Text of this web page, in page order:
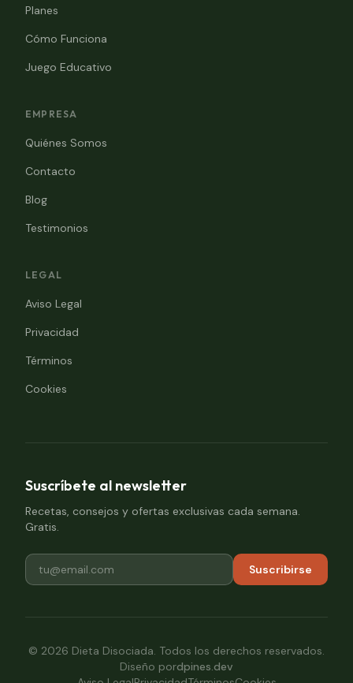
Planes
Cómo Funciona
Juego Educativo
EMPRESA
Quiénes Somos
Contacto
Blog
Testimonios
LEGAL
Aviso Legal
Privacidad
Términos
Cookies
Suscríbete al newsletter
Recetas, consejos y ofertas exclusivas cada semana.
Gratis.
Suscribirse
© 2026 Dieta Disociada. Todos los derechos reservados.
Diseño pordpines.dev